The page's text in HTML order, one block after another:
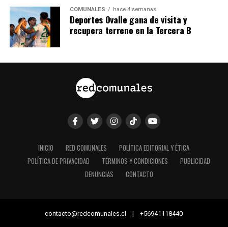
COMUNALES hace 4 semanas
Deportes Ovalle gana de visita y
recupera terreno en la Tercera B
INICIO RED COMUNALES
POLÍTICA EDITORIAL Y ÉTICA
POLÍTICA DE PRIVACIDAD
TÉRMINOS Y CONDICIONES
PUBLICIDAD
DENUNCIAS
CONTACTO
contacto@redcomunales.cl | +56941118440